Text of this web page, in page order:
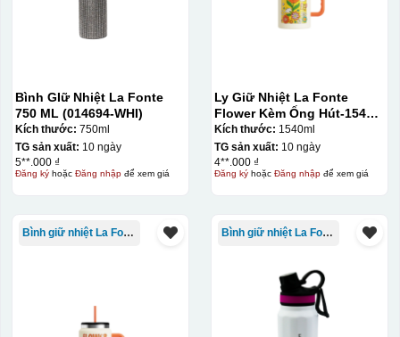
Bình GIữ Nhiệt La Fonte
750 ML (014694-WHI)
Kích thước: 750ml
TG sản xuất: 10 ngày
5**.000 ₫
Đăng kýhoặc Đăng nhậpđể xem giá
Ly Giữ Nhiệt La Fonte
Flower Kèm Ống Hút-1540
ml-014786
Kích thước: 1540ml
TG sản xuất: 10 ngày
4**.000 ₫
Đăng kýhoặc Đăng nhậpđể xem giá
Bình giữ nhiệt La Fonte Bình giữ nhiệt La Fonte